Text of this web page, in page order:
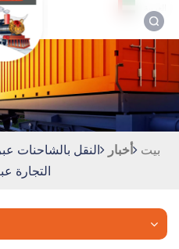
بيت أخبار
النقل بالشاحنات
التجارة